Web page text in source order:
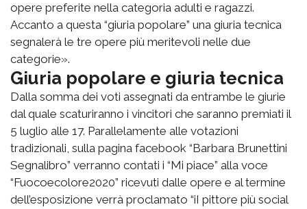
opere preferite nella categoria adulti e ragazzi.
Accanto a questa “giuria popolare” una giuria tecnica
segnalerà le tre opere più meritevoli nelle due
categorie».
Giuria popolare e giuria tecnica
Dalla somma dei voti assegnati da entrambe le giurie
dal quale scaturiranno i vincitori che saranno premiati il
5 luglio alle 17. Parallelamente alle votazioni
tradizionali, sulla pagina facebook “Barbara Brunettini
Segnalibro” verranno contati i “Mi piace” alla voce
“Fuocoecolore2020” ricevuti dalle opere e al termine
dell’esposizione verrà proclamato “iI pittore più social